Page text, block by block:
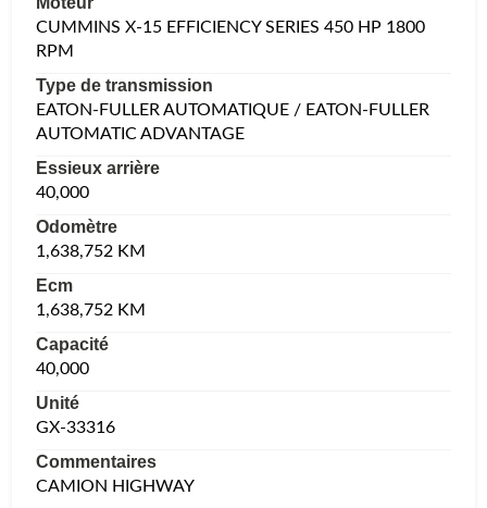
CUMMINS X-15 EFFICIENCY SERIES 450 HP 1800
RPM
Type de transmission
EATON-FULLER AUTOMATIQUE / EATON-FULLER
AUTOMATIC ADVANTAGE
Essieux arrière
40,000
Odomètre
1,638,752 KM
Ecm
1,638,752 KM
Capacité
40,000
Unité
GX-33316
Commentaires
CAMION HIGHWAY